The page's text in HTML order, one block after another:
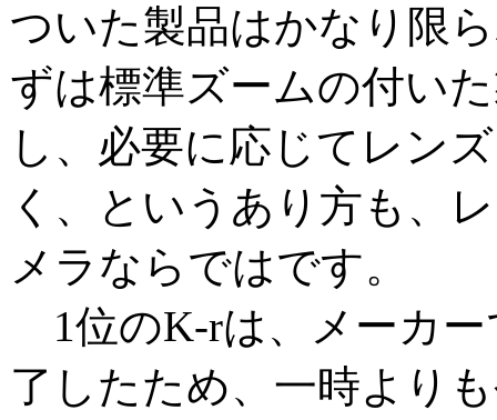
ついた製品はかなり限
ずは標準ズームの付い
し、必要に応じてレン
く、というあり方も、
メラならではです。
1位のK-rは、メーカー
了したため、一時より